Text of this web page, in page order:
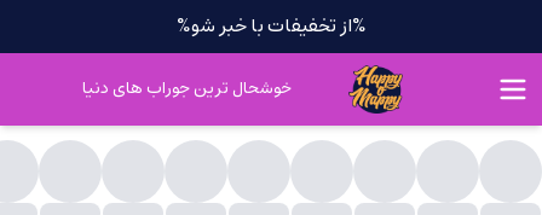
%از تخفیفات با خبر شو%
خوشحال ترین جوراب های دنیا